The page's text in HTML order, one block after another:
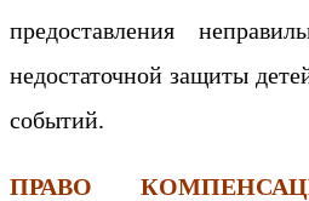
предоставления
недостаточной защиты
событий.
ПРАВО